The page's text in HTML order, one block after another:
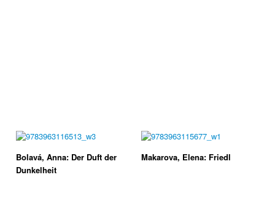
Bolavá, Anna: Der Duft der
Dunkelheit
Makarova, Elena: Friedl